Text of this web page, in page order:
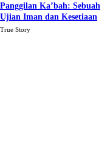
Panggilan Ka’bah: Sebuah
Ujian Iman dan Kesetiaan
True Story